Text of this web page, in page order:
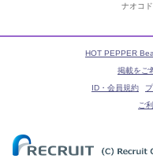
ナオコ
HOT PEPPER
掲載をご
ID・会員規約
ご